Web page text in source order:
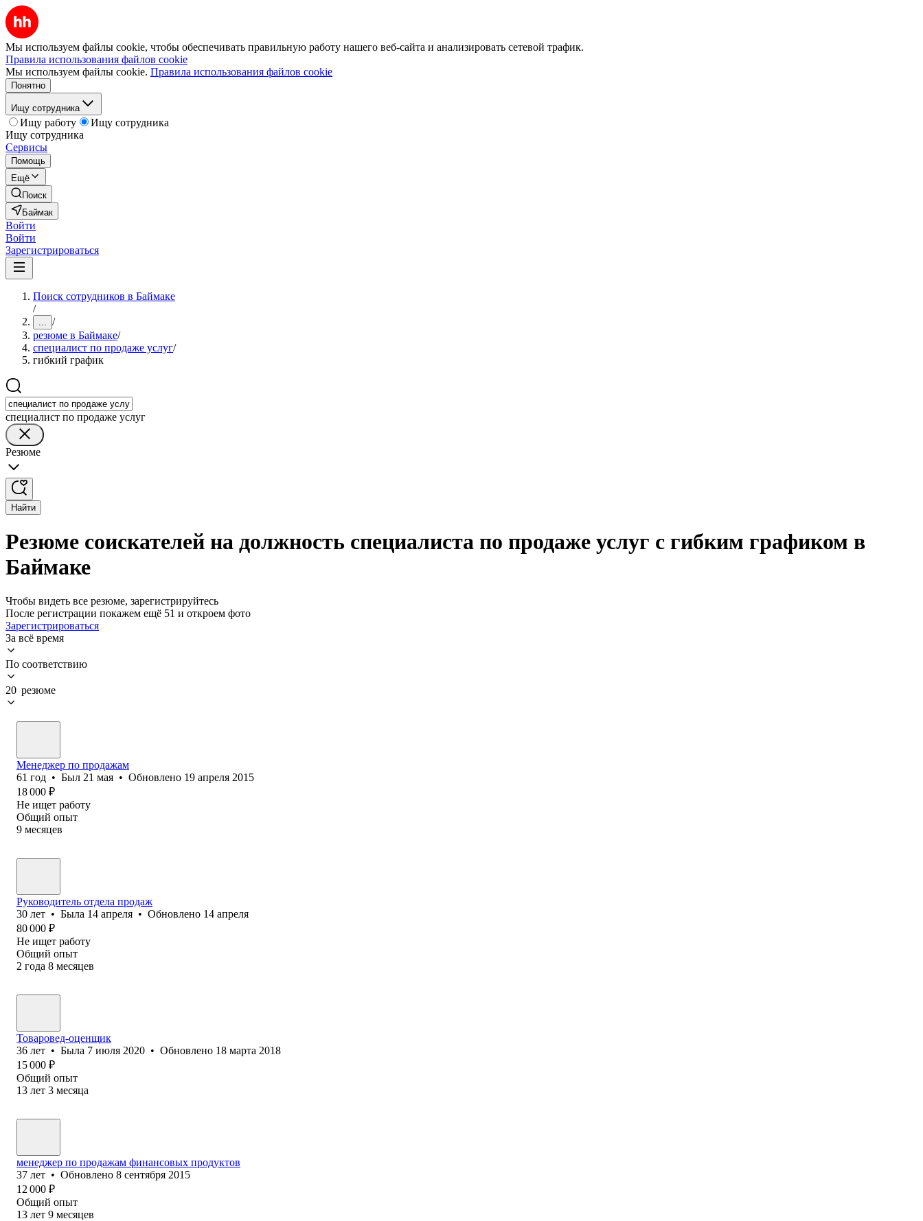
Мы используем файлы cookie, чтобы обеспечивать правильную работу нашего веб-сайта и анализировать сетевой трафик.
Правила использования файлов cookie
Мы используем файлы cookie. Правила использования файлов cookie
Понятно
Ищу сотрудника
Ищу работу
Ищу сотрудника
Ищу сотрудника
Сервисы
Помощь
Ещё
Поиск
Баймак
Войти
Войти
Зарегистрироваться
Поиск сотрудников в Баймаке
/
... /
резюме в Баймаке/
специалист по продаже услуг/
гибкий график
специалист по продаже услуг
Резюме
Найти
Резюме соискателей на должность специалиста по продаже услуг с гибким графиком в
Баймаке
Чтобы видеть все резюме, зарегистрируйтесь
После регистрации покажем ещё 51 и откроем фото
Зарегистрироваться
За всё время
По соответствию
20 резюме
Менеджер по продажам
61 год • Был 21 мая • Обновлено 19 апреля 2015
18 000 ₽
Не ищет работу
Общий опыт
9 месяцев
Руководитель отдела продаж
30 лет • Была 14 апреля • Обновлено 14 апреля
80 000 ₽
Не ищет работу
Общий опыт
2 года 8 месяцев
Товаровед-оценщик
36 лет • Была 7 июля 2020 • Обновлено 18 марта 2018
15 000 ₽
Общий опыт
13 лет 3 месяца
менеджер по продажам финансовых продуктов
37 лет • Обновлено 8 сентября 2015
12 000 ₽
Общий опыт
13 лет 9 месяцев